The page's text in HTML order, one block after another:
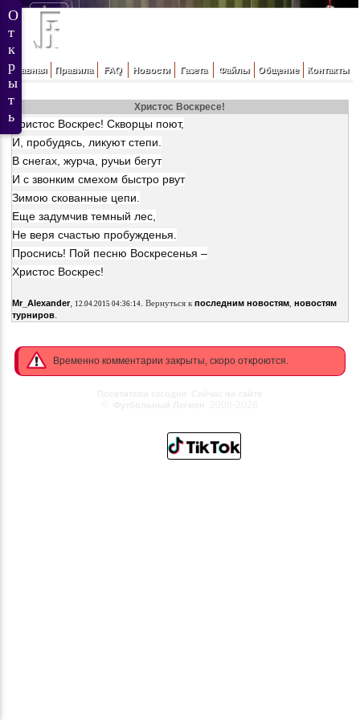
Главная Правила FAQ Новости Газета Файлы Общение Контакты
Христос Воскресе!
Христос Воскрес! Скворцы поют,
И, пробудясь, ликуют степи.
В снегах, журча, ручьи бегут
И с звонким смехом быстро рвут
Зимою скованные цепи.
Еще задумчив темный лес,
Не веря счастью пробужденья.
Проснись! Пой песню Воскресенья –
Христос Воскрес!
Mr_Alexander, 12.04.2015 04:36:14. Вернуться к последним новостям, новостям
турниров.
Временно комментарии закрыты, скоро откроются.